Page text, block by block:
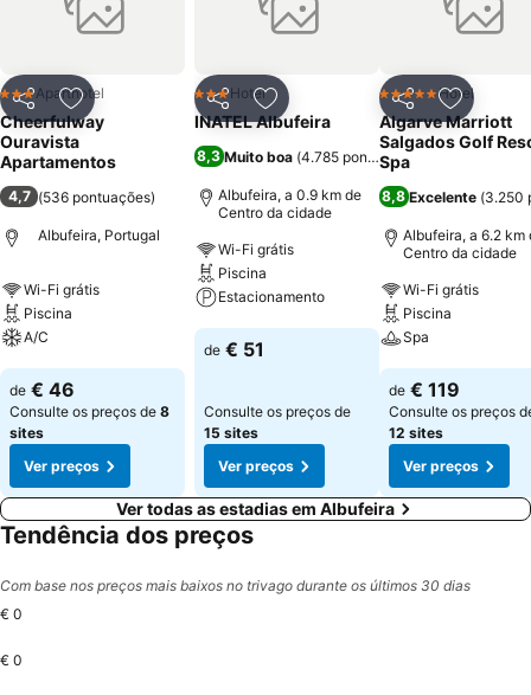
campo de golfe está num raio de 10 km do hotel.
PartilharAdicionar aos favoritos
3 EstrelasAparthotel
Cheerfulway
Ouravista
Apartamentos
4,7 (536 pontuações)
Albufeira, Portugal
Wi-Fi grátis
Piscina
A/C
Ver preços
de € 46
Consulte os preços de 8
sites
Ver preços
PartilharAdicionar aos favoritos
3 Estrelas
Hotel
INATEL Albufeira
8,3Muito boa (4.785 pontuações
Albufeira, a 0.9 km de
Centro da cidade
Wi-Fi grátis
Piscina
Estacionamento
Ver preços
de € 51
Consulte os preços de
15 sites
Ver preços
Partilhar
5 EstrelasHotel
Algarve Marriott
Salgados Golf
Spa
8,8Excelente (3.250
Albufeira, a 6.2 km
Centro da cidade
Wi-Fi grátis
Piscina
Spa
Ver preços
de € 119
Consulte os preços
12 sites
Ver preços
Ver todas as estadias em Albufeira
Tendência dos preços
Com base nos preços mais baixos no trivago durante os últimos 30 dias
€ 0
€ 0